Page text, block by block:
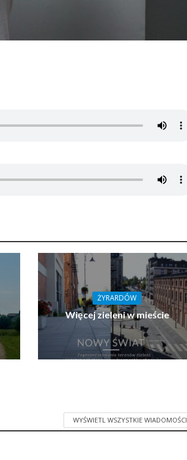
ŻYRARDÓW
Więcej zieleni w mieście
WYŚWIETL WSZYSTKIE WIADOMOŚCI